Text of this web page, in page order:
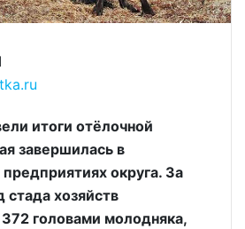
итоги отёлочной
завершилась в
округа. За
стада хозяйств
головами молодняка,